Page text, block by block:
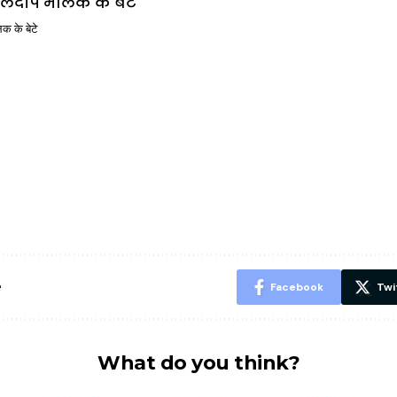
के बेटे
Facebook
What do you think?